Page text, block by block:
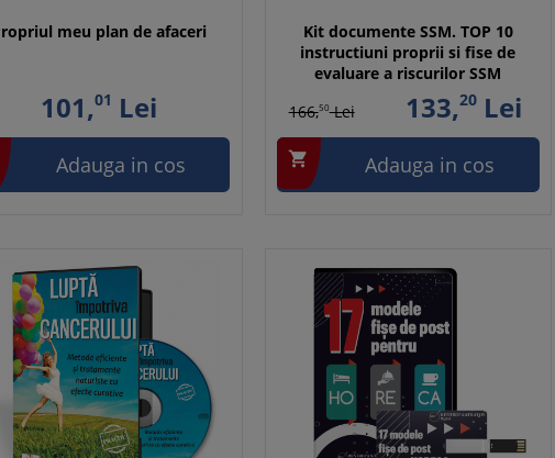
meu plan de afaceri
101,01 Lei
Adauga in cos
Kit documente SSM. TOP 10
instructiuni proprii si fise de
evaluare a riscurilor SSM
166,50Lei 133,20 Lei
 Adauga in cos